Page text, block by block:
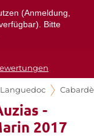
(Anmeldung,
Bitte
-
2017